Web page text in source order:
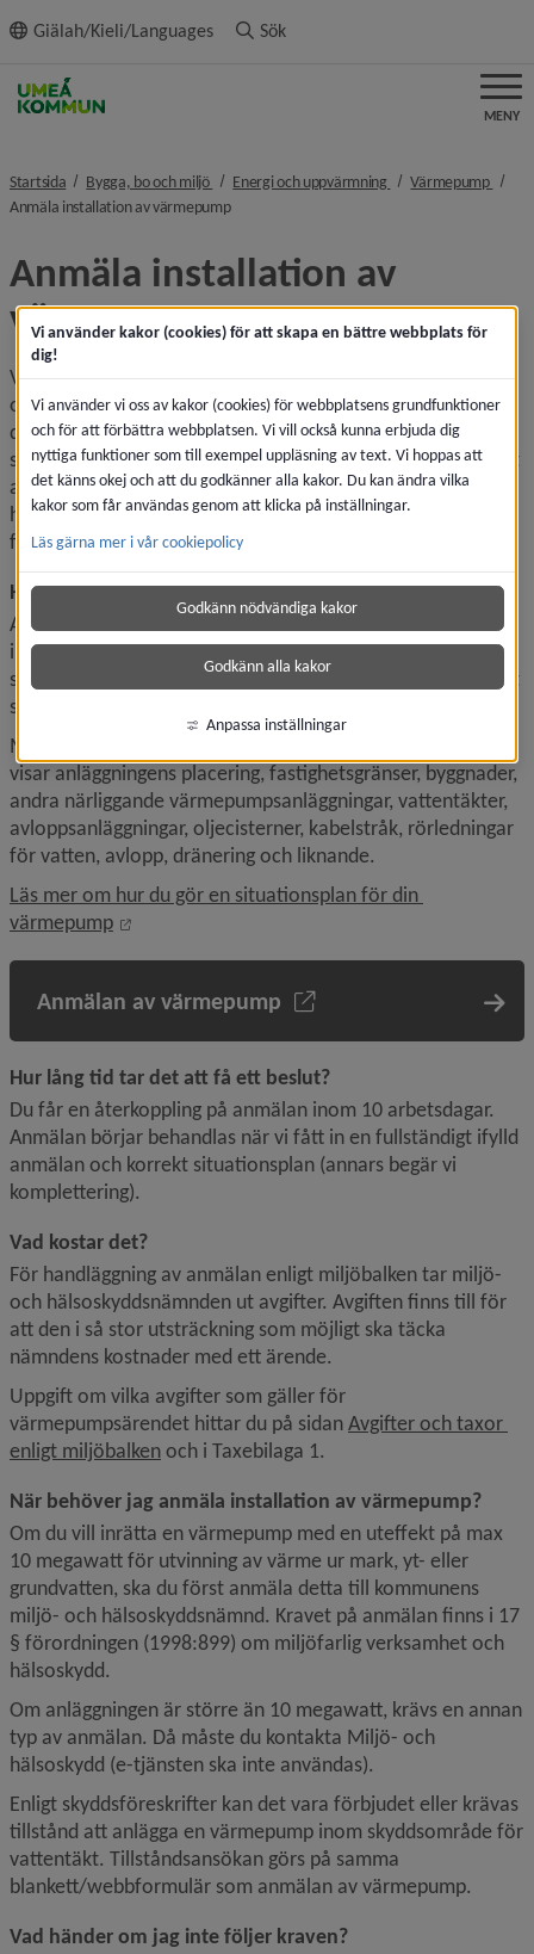
innehållet
Giälah/Kieli/Languages Sök
MENY
Startsida Bygga, bo och miljö nivå i brödsmulenavigeringen
Energi och uppvärmning nivå i
Värmepump nivå
Anmäla installation av värmepumpnivå i brödsmulenavigeringen
Anmäla installation av
värmepump
Värmepumpar för berg-, sjö- och jordvärme kan leda till
oönskade miljöeffekter i närmiljön och påverka
dricksvatten­försörjningen. För att minska risken för sådana
skador krävs att den som vill installera en värmepump först
anmäler detta till kommunens miljö- och
hälsoskyddsnämnd. Inom vattenskyddsområde kan det
finnas tillståndsplikt.
Hur anmäler jag?
Anmälan ska lämnas in i god tid innan inrättandet. Påbörja
inte arbetet förrän du fått svar på anmälan. Beslutet som
skickas som svar på anmälan innehåller krav på hur arbetet
ska utföras.
Med anmälan ska det alltid bifogas en situationsplan som
visar anläggningens placering, fastighetsgränser, byggnader,
andra närliggande värmepumpsanläggningar, vattentäkter,
avloppsanläggningar, oljecisterner, kabelstråk, rörledningar
för vatten, avlopp, dränering och liknande.
Läs mer om hur du gör en situationsplan för din
värmepump
Öppnas i nytt fönster.
Anmälan av värmepump
Hur lång tid tar det att få ett beslut?
Du får en återkoppling på anmälan inom 10 arbetsdagar.
Anmälan börjar behandlas när vi fått in en fullständigt ifylld
anmälan och korrekt situationsplan (annars begär vi
komplettering).
Vad kostar det?
För handläggning av anmälan enligt miljöbalken tar miljö-
och hälsoskyddsnämnden ut avgifter. Avgiften finns till för
att den i så stor utsträckning som möjligt ska täcka
nämndens kostnader med ett ärende.
Uppgift om vilka avgifter som gäller för
värmepumpsärendet hittar du på sidan Avgifter och taxor
enligt miljöbalken och i Taxebilaga 1.
När behöver jag anmäla installation av värmepump?
Om du vill inrätta en värmepump med en uteffekt på max
10 megawatt för utvinning av värme ur mark, yt- eller
grundvatten, ska du först anmäla detta till kommunens
miljö- och hälsoskyddsnämnd. Kravet på anmälan finns i 17
§ förordningen (1998:899) om miljöfarlig verksamhet och
hälsoskydd.
Om anläggningen är större än 10 megawatt, krävs en annan
typ av anmälan. Då måste du kontakta Miljö- och
hälsoskydd (e-tjänsten ska inte användas).
Enligt skyddsföreskrifter kan det vara förbjudet eller krävas
tillstånd att anlägga en värmepump inom skyddsområde för
vattentäkt. Tillståndsansökan görs på samma
blankett/webbformulär som anmälan av värmepump.
Vad händer om jag inte följer kraven?
Vi använder kakor (cookies) för att skapa en bättre webbplats för
dig!
Vi använder vi oss av kakor (cookies) för webbplatsens grundfunktioner
och för att förbättra webbplatsen. Vi vill också kunna erbjuda dig
nyttiga funktioner som till exempel uppläsning av text. Vi hoppas att
det känns okej och att du godkänner alla kakor. Du kan ändra vilka
kakor som får användas genom att klicka på inställningar.
Läs gärna mer i vår cookiepolicy
Godkänn nödvändiga kakor
Godkänn alla kakor
Anpassa inställningar